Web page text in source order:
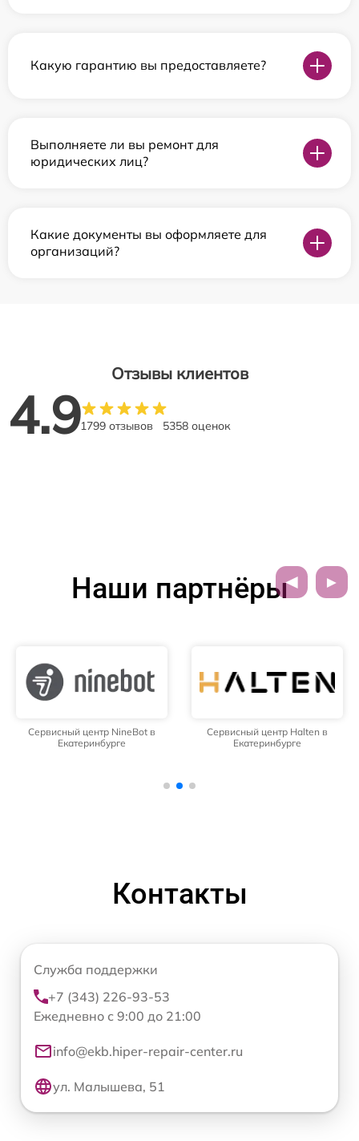
Какую гарантию вы предоставляете?
Выполняете ли вы ремонт для
юридических лиц?
Какие документы вы оформляете для
организаций?
Отзывы клиентов
4.91799 отзывов 5358 оценок
Наши партнёры
Сервисный центр NineBot в
Екатеринбурге
Сервисный центр Halten в
Екатеринбурге
Контакты
Служба поддержки
+7 (343) 226-93-53
Ежедневно с 9:00 до 21:00
info@ekb.hiper-repair-center.ru
ул. Малышева, 51